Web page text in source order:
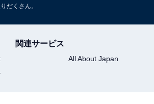
だくさん。
関連サービス
All About Japan